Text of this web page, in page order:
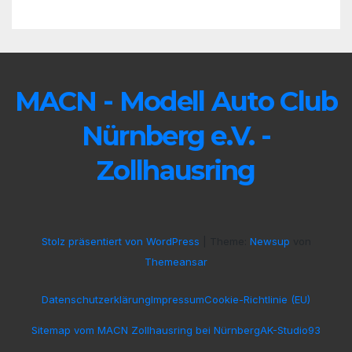
MACN - Modell Auto Club
Nürnberg e.V. -
Zollhausring
Stolz präsentiert von WordPress Newsup
Themeansar
DatenschutzerklärungImpressumCookie-Richtlinie (EU)
Sitemap vom MACN Zollhausring bei NürnbergAK-Studio93